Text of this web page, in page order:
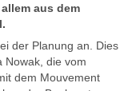
aus dem
der Planung an. Dies
Nowak, die vom
dem Mouvement